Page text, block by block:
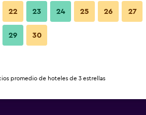
Fotos
22 23 24 25 26 27
29 30
promedio de hoteles de 3 estrellas